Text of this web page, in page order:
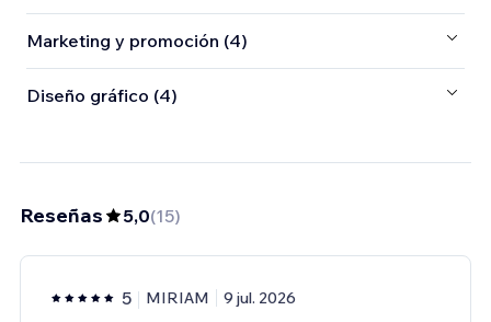
Marketing y promoción (4)
Diseño gráfico (4)
Reseñas 5,0(15)
5 MIRIAM 9 jul. 2026